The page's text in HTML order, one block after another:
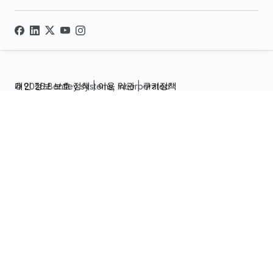
© 2026 Bentley systems, incorporated
개인 정보 보호 정책|이용 약관|쿠키정책